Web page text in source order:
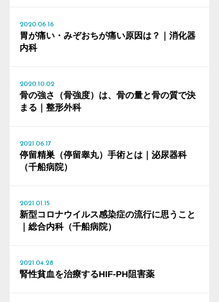
2020.06.16
胃が痛い・みぞおちが痛い原因は？｜消化器
内科
2020.10.02
骨の強さ（骨強度）は、骨の量と骨の質で決
まる｜整形外科
2021.06.17
停留精巣（停留睾丸）手術とは｜泌尿器科
（千船病院）
2021.01.15
新型コロナウイルス感染症の流行に思うこと
｜総合内科（千船病院）
2021.04.28
腎性貧血を治療するHIF-PH阻害薬